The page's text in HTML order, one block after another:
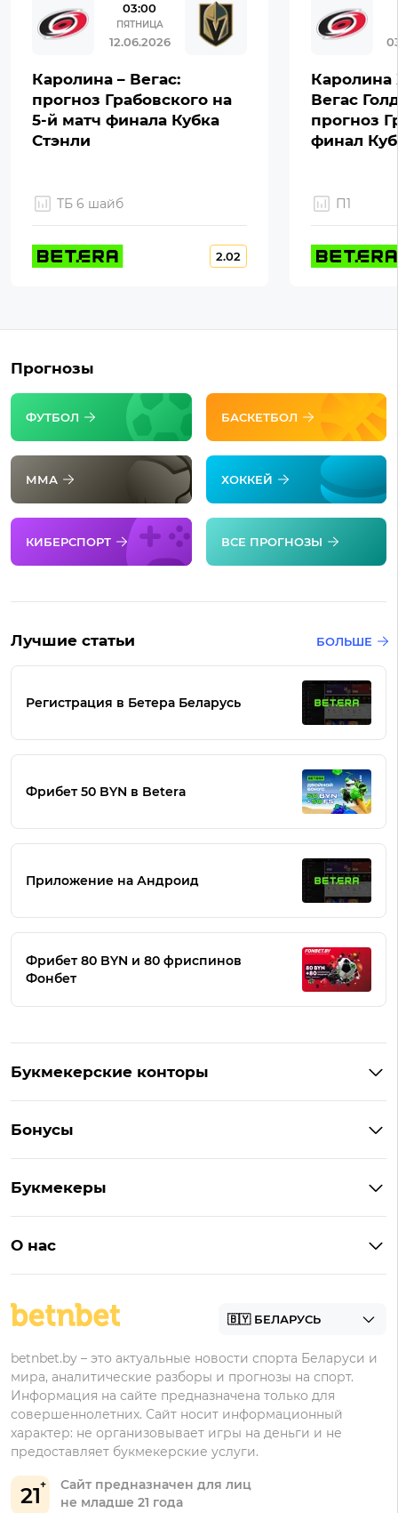
03:00
ПЯТНИЦА
12.06.2026
Каролина – Вегас:
прогноз Грабовского на
5-й матч финала Кубка
Стэнли
ТБ 6 шайб
2.02
Каролина
Вегас
прогноз
финал
П1
Прогнозы
ФУТБОЛ БАСКЕТБОЛ
ММА ХОККЕЙ
КИБЕРСПОРТ ВСЕ ПРОГНОЗЫ
Лучшие статьи БОЛЬШЕ
Регистрация в Бетера Беларусь
Фрибет 50 BYN в Betera
Приложение на Андроид
Фрибет 80 BYN и 80 фриспинов
Фонбет
Букмекерские конторы
Букмекеры на Андроид
БК для ставок на киберспорт
Бонусы
Бонус на депозит
Бонусы Бетера
Бонусы Винлайн
Букмекеры
Марафонбет
О нас
21
Сайт предназначен для лиц
не младше 21 года
betnbet.by – это актуальные новости спорта Беларуси и
мира, аналитические разборы и прогнозы на спорт.
Информация на сайте предназначена только для
совершеннолетних. Сайт носит информационный
характер: не организовывает игры на деньги и не
предоставляет букмекерские услуги.